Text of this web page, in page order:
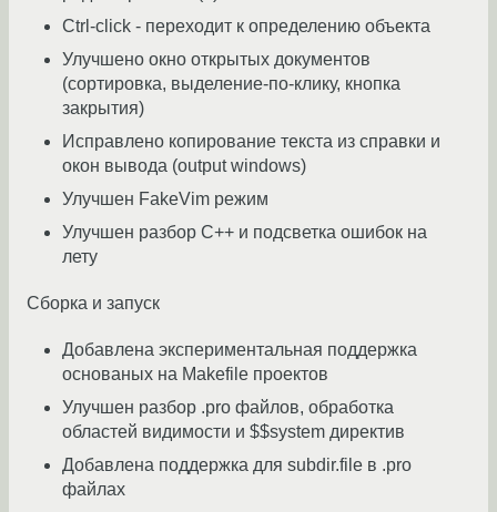
Ctrl-click - переходит к определению объекта
Улучшено окно открытых документов
(сортировка, выделение-по-клику, кнопка
закрытия)
Исправлено копирование текста из справки и
окон вывода (output windows)
Улучшен FakeVim режим
Улучшен разбор C++ и подсветка ошибок на
лету
Сборка и запуск
Добавлена экспериментальная поддержка
основаных на Makefile проектов
Улучшен разбор .pro файлов, обработка
областей видимости и $$system директив
Добавлена поддержка для subdir.file в .pro
файлах